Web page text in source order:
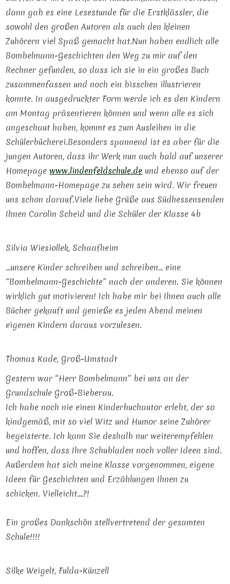
dann gab es eine Lesestunde für die Erstklässler, die
sowohl den großen Autoren als auch den kleinen
Zuhörern viel Spaß gemacht hat.Nun haben endlich alle
Bombelmann-Geschichten den Weg zu mir auf den
Rechner gefunden, so dass ich sie in ein großes Buch
zusammenfassen und noch ein bisschen illustrieren
konnte. In ausgedruckter Form werde ich es den Kindern
am Montag präsentieren können und wenn alle es sich
angeschaut haben, kommt es zum Ausleihen in die
Schülerbücherei.Besonders spannend ist es aber für die
jungen Autoren, dass ihr Werk nun auch bald auf unserer
Homepagewww.lindenfeldschule.de und ebenso auf der
Bombelmann-Homepage zu sehen sein wird. Wir freuen
uns schon darauf.Viele liebe Grüße aus Südhessensenden
Ihnen Carolin Scheid und die Schüler der Klasse 4b
Silvia Wiesiollek, Schaafheim
…unsere Kinder schreiben und schreiben… eine
“Bombelmann-Geschichte” nach der anderen. Sie können
wirklich gut motivieren! Ich habe mir bei Ihnen auch alle
Bücher gekauft und genieße es jeden Abend meinen
eigenen Kindern daraus vorzulesen.
Thomas Kade, Groß-Umstadt
Gestern war “Herr Bombelmann” bei uns an der
Grundschule Groß-Bieberau.
Ich habe noch nie einen Kinderbuchautor erlebt, der so
kindgemäß, mit so viel Witz und Humor seine Zuhörer
begeisterte. Ich kann Sie deshalb nur weiterempfehlen
und hoffen, dass Ihre Schubladen noch voller Ideen sind.
Außerdem hat sich meine Klasse vorgenommen, eigene
Ideen für Geschichten und Erzählungen Ihnen zu
schicken. Vielleicht….?!
Ein großes Dankschön stellvertretend der gesamten
Schule!!!!
Silke Weigelt, Fulda-Künzell